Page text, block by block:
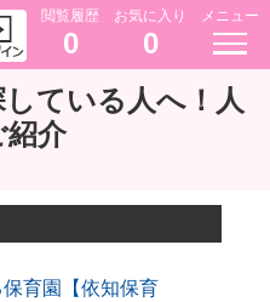
閲覧履歴
0
お気に入り
0
メニュー
ている人へ！人
紹介
育園【依知保育